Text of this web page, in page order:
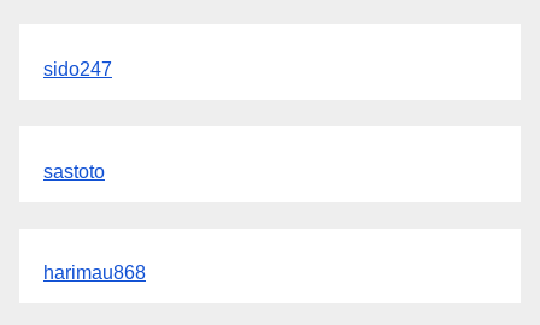
sido247
sastoto
harimau868